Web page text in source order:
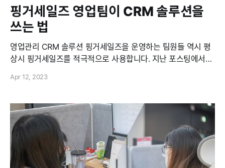
핑거세일즈 영업팀이 CRM 솔루션을
쓰는 법
영업관리 CRM 솔루션 핑거세일즈을 운영하는 팀원들 역시 평
상시 핑거세일즈를 적극적으로 사용합니다. 지난 포스팅에서는
죠. 오늘은 핑거세일즈의 영업 담당자 '카일'이 세일즈 CRM 솔
세히 정리해봤습니다 B2B 세일즈를 하는 핑거세일즈의 영업 팀
Apr 12, 2023